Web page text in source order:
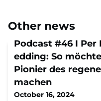
Other news
Podcast #46 I Per
edding: So
Pionier des
machen
October 16, 2024